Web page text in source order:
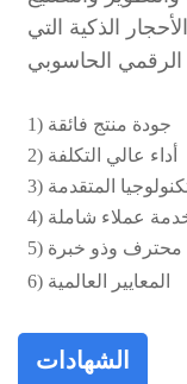
الذكية التي
1) جودة منتج فائقة
2) أداء عالي التكلفة
المتقدمة
عملاء شاملة
محترف وذو خبرة
6) المعايير العالمية
الشهادات